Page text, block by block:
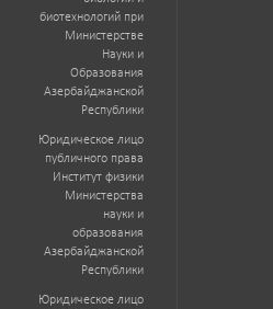
биотехнологий при
Министерстве
Науки и
Образования
Азербайджанской
Республики
Юридическое лицо
публичного права
Институт физики
Министерства
науки и
образования
Азербайджанской
Республики
Юридическое лицо